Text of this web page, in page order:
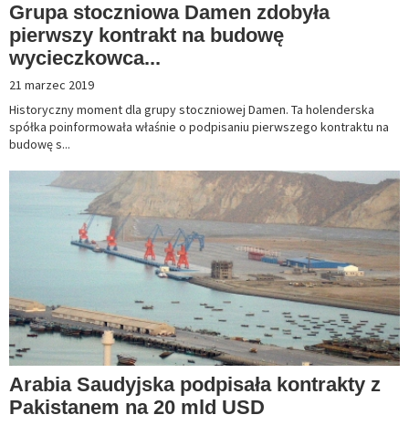
Grupa stoczniowa Damen zdobyła
pierwszy kontrakt na budowę
wycieczkowca...
21 marzec 2019
Historyczny moment dla grupy stoczniowej Damen. Ta holenderska
spółka poinformowała właśnie o podpisaniu pierwszego kontraktu na
budowę s...
Arabia Saudyjska podpisała kontrakty z
Pakistanem na 20 mld USD